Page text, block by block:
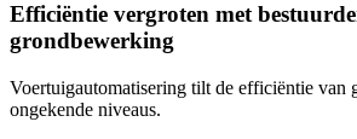
Efficiëntie vergroten met
grondbewerking
Voertuigautomatisering tilt de efficiëntie van
ongekende niveaus.